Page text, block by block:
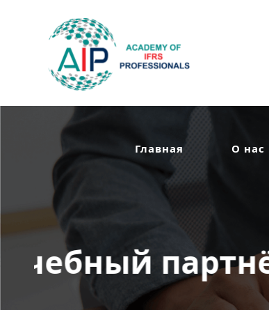
Главная О нас